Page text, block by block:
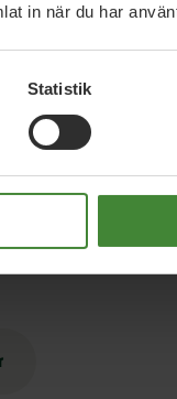
in när du har
Statistik
för